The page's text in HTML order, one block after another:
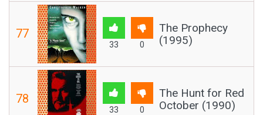
77
33 0
The Prophecy
(1995)
78
33 0
The Hunt for Red
October (1990)